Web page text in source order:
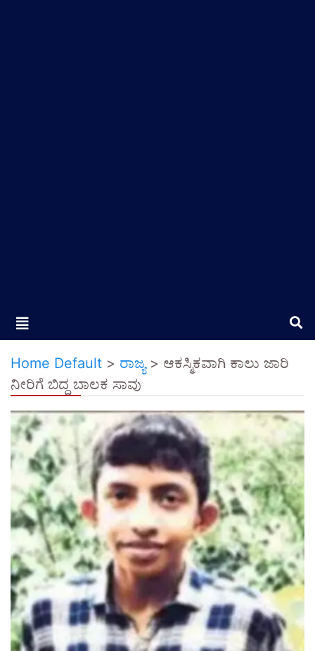
Home Default > ರಾಜ್ಯ> ಆಕಸ್ಮಿಕವಾಗಿ ಕಾಲು ಜಾರಿ
ನೀರಿಗೆ ಬಿದ್ದ ಬಾಲಕ ಸಾವು